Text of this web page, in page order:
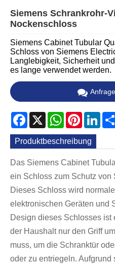
Siemens Schrankrohr-
Nockenschloss
Siemens Cabinet Tubular
Schloss von Siemens
Langlebigkeit, Sicherheit
es lange verwendet werden.
Facebook
X WhatsApp
Pinterest
Produktbeschreibung
Das Siemens Cabinet
ein Schloss zum Schutz von
Dieses Schloss wird
elektronischen Geräten und
Design dieses Schlosses ist
der Haushalt nur den Griff
muss, um die Schranktür
oder zu entriegeln. Aufgrund